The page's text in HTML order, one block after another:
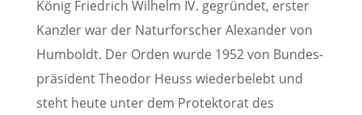
König Fried­rich Wilhelm IV. gegrün­det, erster
Kanzler war der Natur­for­scher Alexan­der von
Humboldt. Der Orden wurde 1952 von Bundes­
prä­si­dent Theodor Heuss wieder­be­lebt und
steht heute unter dem Protek­to­rat des